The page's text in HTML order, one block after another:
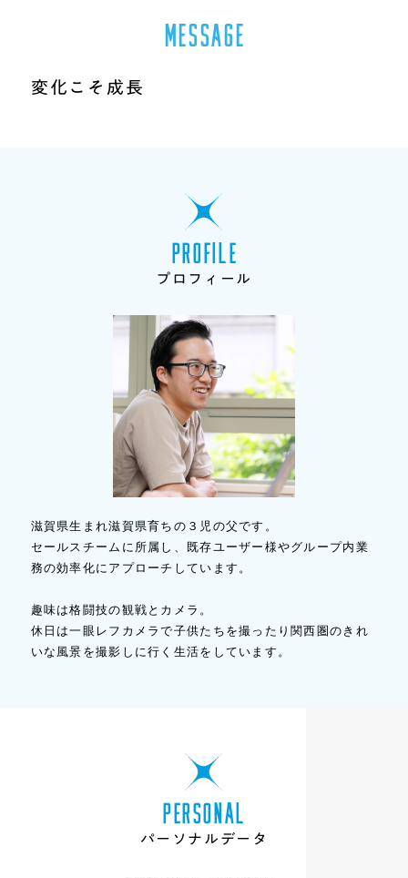
M ESSA G E
変化こそ成長
P R O F L E
プ ロ フ ィ ー ル
滋賀県生まれ滋賀県育ちの３児の父です。
セールスチームに所属し、既存ユーザー様やグループ内業
務の効率化にアプローチしています。
趣味は格闘技の観戦とカメラ。
休日は一眼レフカメラで子供たちを撮ったり関西圏のきれ
いな風景を撮影しに行く生活をしています。
P ERS O N AL
パー ソ ナ ル デー タ